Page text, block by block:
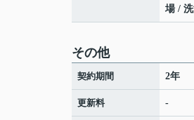
場 /
その他
契約期間 2年
更新料 -